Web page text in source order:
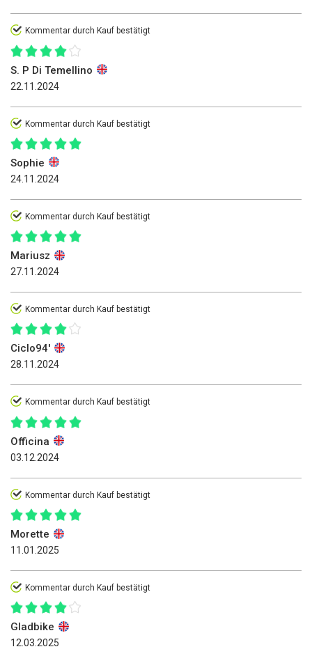
Kommentar durch Kauf bestätigt
S. P Di Temellino
22.11.2024
Kommentar durch Kauf bestätigt
Sophie
24.11.2024
Kommentar durch Kauf bestätigt
Mariusz
27.11.2024
Kommentar durch Kauf bestätigt
Ciclo94'
28.11.2024
Kommentar durch Kauf bestätigt
Officina
03.12.2024
Kommentar durch Kauf bestätigt
Morette
11.01.2025
Kommentar durch Kauf bestätigt
Gladbike
12.03.2025